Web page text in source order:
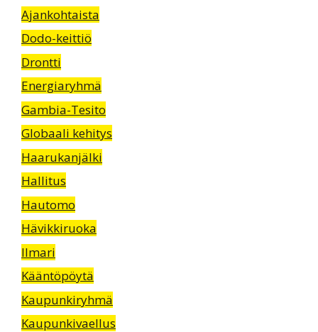
Ajankohtaista
Dodo-keittiö
Drontti
Energiaryhmä
Gambia-Tesito
Globaali kehitys
Haarukanjälki
Hallitus
Hautomo
Hävikkiruoka
Ilmari
Kääntöpöytä
Kaupunkiryhmä
Kaupunkivaellus